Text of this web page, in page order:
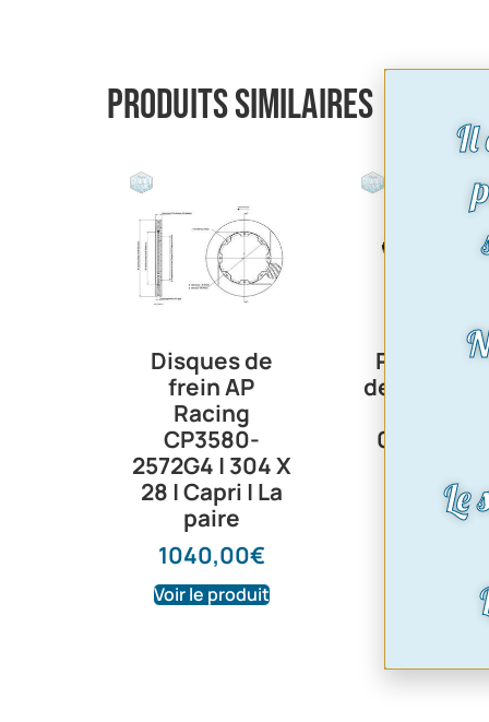
Produits similaires
Disques de
frein AP
Racing
CP3580-
2572G4 | 304 X
28 | Capri | La
paire
1040,00€
Voir le produit
Paire
de frein |
09/72-12/
288,00
Voir le
Il
Le